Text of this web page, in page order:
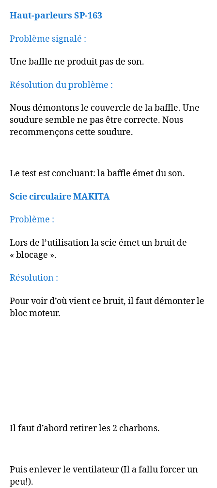
Haut-parleurs SP-163
Problème signalé :
Une baffle ne produit pas de son.
Résolution du problème :
Nous démontons le couvercle de la baffle. Une
soudure semble ne pas être correcte. Nous
recommençons cette soudure.
Le test est concluant: la baffle émet du son.
Scie circulaire MAKITA
Problème :
Lors de l’utilisation la scie émet un bruit de
« blocage ».
Résolution :
Pour voir d’où vient ce bruit, il faut démonter le
bloc moteur.
Il faut d’abord retirer les 2 charbons.
Puis enlever le ventilateur (Il a fallu forcer un
peu!).